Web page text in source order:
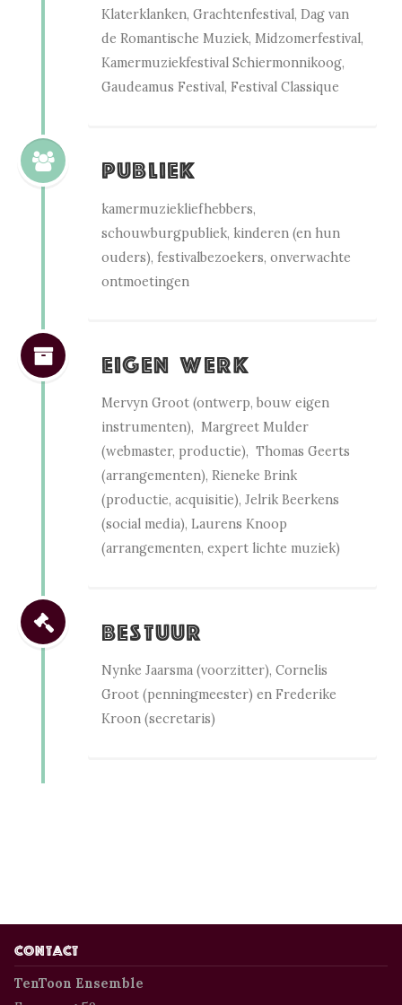
Klaterklanken, Grachtenfestival, Dag van
de Romantische Muziek, Midzomerfestival,
Kamermuziekfestival Schiermonnikoog,
Gaudeamus Festival, Festival Classique
Publiek
kamermuziekliefhebbers,
schouwburgpubliek, kinderen (en hun
ouders), festivalbezoekers, onverwachte
ontmoetingen
Eigen werk
Mervyn Groot (ontwerp, bouw eigen
instrumenten), Margreet Mulder
(webmaster, productie), Thomas Geerts
(arrangementen), Rieneke Brink
(productie, acquisitie), Jelrik Beerkens
(social media), Laurens Knoop
(arrangementen, expert lichte muziek)
Bestuur
Nynke Jaarsma (voorzitter), Cornelis
Groot (penningmeester) en Frederike
Kroon (secretaris)
Contact
TenToon Ensemble